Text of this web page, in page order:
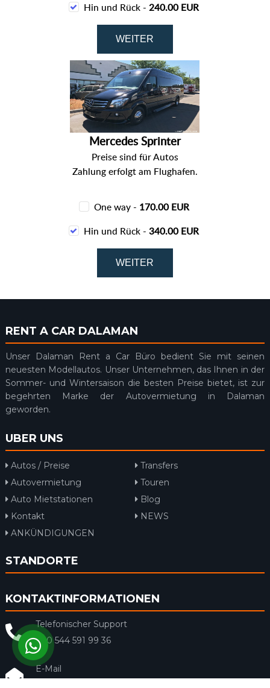
Hin und Rück - 240.00 EUR
Mercedes Sprinter
Preise sind für Autos
Zahlung erfolgt am Flughafen.
One way - 170.00 EUR
Hin und Rück -340.00 EUR
RENT A CAR DALAMAN
Unser Dalaman Rent a Car Büro bedient Sie mit seinen
neuesten Modellautos. Unser Unternehmen, das Ihnen in der
Sommer- und Wintersaison die besten Preise bietet, ist zur
begehrten Marke der Autovermietung in Dalaman
geworden.
UBER UNS
Autos / Preise
Transfers
Autovermietung
Touren
Auto Mietstationen
Blog
Kontakt
NEWS
ANKÜNDIGUNGEN
STANDORTE
KONTAKTINFORMATIONEN
Telefonischer Support
+90 544 591 99 36
E-Mail